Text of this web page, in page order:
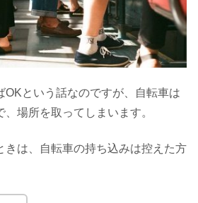
OKという話なのですが、自転車は
場所を取ってしまいます。
きは、自転車の持ち込みは控えた方